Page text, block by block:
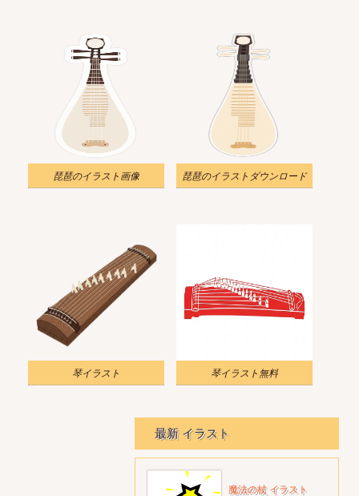
琵琶のイラスト画像 琵琶のイラストダウンロード
琴イラスト 琴イラスト無料
最新 イラスト
魔法の杖 イラスト